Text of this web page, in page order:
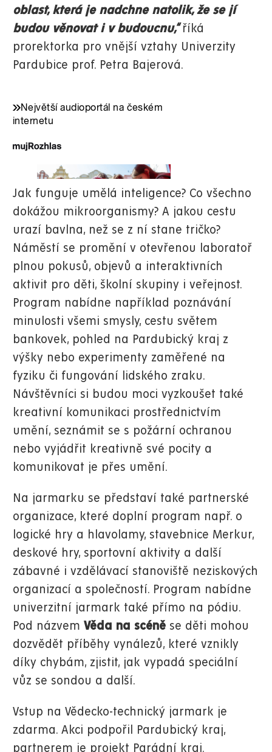
oblast, která je nadchne natolik, že se jí
budou věnovat i v budoucnu,“říká
prorektorka pro vnější vztahy Univerzity
Pardubice prof. Petra Bajerová.
Jak funguje umělá inteligence? Co všechno
dokážou mikroorganismy? A jakou cestu
urazí bavlna, než se z ní stane tričko?
Náměstí se promění v otevřenou laboratoř
plnou pokusů, objevů a interaktivních
aktivit pro děti, školní skupiny i veřejnost.
Program nabídne například poznávání
minulosti všemi smysly, cestu světem
bankovek, pohled na Pardubický kraj z
výšky nebo experimenty zaměřené na
fyziku či fungování lidského zraku.
Návštěvníci si budou moci vyzkoušet také
kreativní komunikaci prostřednictvím
umění, seznámit se s požární ochranou
nebo vyjádřit kreativně své pocity a
komunikovat je přes umění.
Na jarmarku se představí také partnerské
organizace, které doplní program např. o
logické hry a hlavolamy, stavebnice Merkur,
deskové hry, sportovní aktivity a další
zábavné i vzdělávací stanoviště neziskových
organizací a společností. Program nabídne
univerzitní jarmark také přímo na pódiu.
Pod názvem Věda na scéně se děti mohou
dozvědět příběhy vynálezů, které vznikly
díky chybám, zjistit, jak vypadá speciální
vůz se sondou a další.
Vstup na Vědecko-technický jarmark je
zdarma. Akci podpořil Pardubický kraj,
partnerem je projekt Parádní kraj.